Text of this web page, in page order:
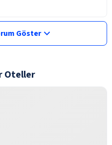
Göster
Oteller